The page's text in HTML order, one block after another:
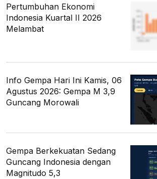
Pertumbuhan Ekonomi
Indonesia Kuartal II 2026
Melambat
Info Gempa Hari Ini Kamis, 06
Agustus 2026: Gempa M 3,9
Guncang Morowali
Gempa Berkekuatan Sedang
Guncang Indonesia dengan
Magnitudo 5,3